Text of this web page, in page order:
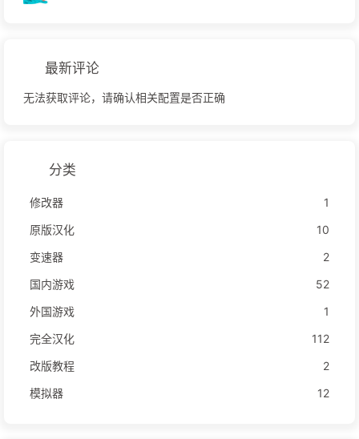
最新评论
无法获取评论，请确认相关配置是否正确
分类
修改器
1
原版汉化
10
变速器
2
国内游戏
52
外国游戏
1
完全汉化
112
改版教程
2
模拟器
12